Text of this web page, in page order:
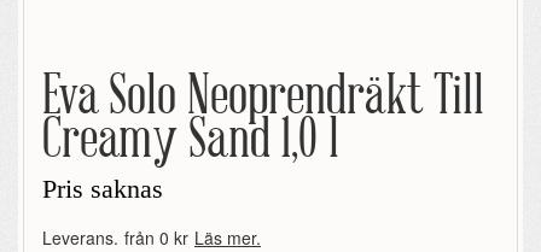
Eva Solo Neoprendräkt Till
Creamy Sand 1,0 l
Pris saknas
Leverans. från 0 kr Läs mer.